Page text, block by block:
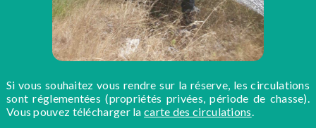
Si vous souhaitez vous rendre sur la réserve, les circulations
sont réglementées (propriétés privées, période de chasse).
Vous pouvez télécharger lacarte des circulations.